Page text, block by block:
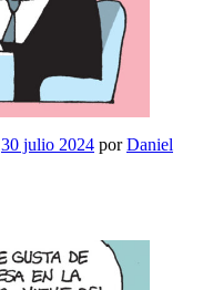
30 julio 2024 porDaniel